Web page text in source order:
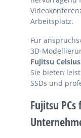
Arbeitsplatz.
Für
3D-
Fujitsu
Sie bieten
SSDs und
Fujitsu